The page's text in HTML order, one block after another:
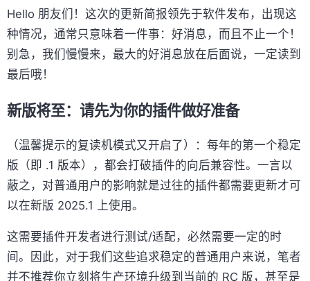
Hello 朋友们！这次的更新简报领先于软件发布，出现这
种情况，通常只意味着一件事：好消息，而且不止一个！
别急，我们慢慢来，最大的好消息放在后面说，一定读到
最后哦！
新版将至：请先为你的插件做好准备
（温馨提示的复读机模式又开启了）：每年的第一个稳定
版（即 .1 版本），都会打破插件的向后兼容性。一言以
蔽之，对普通用户的影响就是过往的插件都需要更新才可
以在新版 2025.1 上使用。
这需要插件开发者进行测试/适配，必然需要一定的时
间。因此，对于我们这些追求稳定的普通用户来说，笔者
并不推荐你立刻将生产环境升级到当前的 RC 版，甚至是